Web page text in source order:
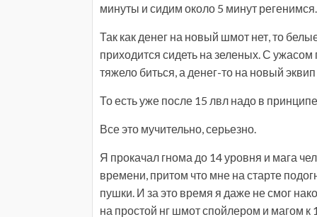
минуты и сидим около 5 минут регенимся.
Так как денег на новый шмот нет, то
приходится сидеть на зеленых. С
тяжело биться, а денег-то на новый эквип
То есть уже после 15 лвл надо в
Все это мучительно, серьезно.
Я прокачал гнома до 14 уровня и мага
времени, притом что мне на старте
пушки. И за это время я даже не смог
на простой нг шмот спойлером и магом